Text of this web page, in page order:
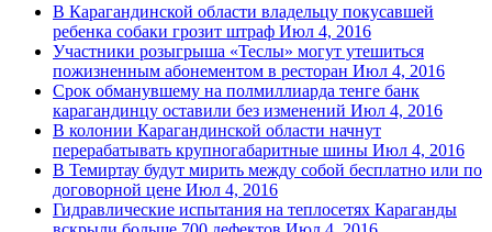
В Карагандинской области владельцу покусавшей
ребенка собаки грозит штраф Июл 4, 2016
Участники розыгрыша «Теслы» могут утешиться
пожизненным абонементом в ресторан Июл 4, 2016
Срок обманувшему на полмиллиарда тенге банк
карагандинцу оставили без изменений Июл 4, 2016
В колонии Карагандинской области начнут
перерабатывать крупногабаритные шины Июл 4, 2016
В Темиртау будут мирить между собой бесплатно или по
договорной цене Июл 4, 2016
Гидравлические испытания на теплосетях Караганды